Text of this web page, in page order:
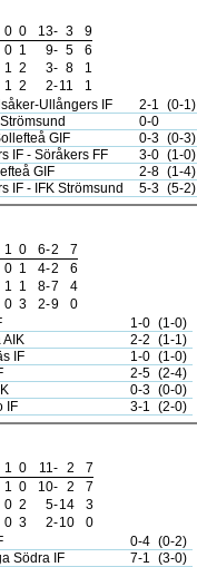
0 0 13- 3
9
0 1 9- 5
6
1 2 3- 8
1
1 2 2-11
1
Ullångers IF 2-1 (0-1)
0-0
GIF 0-3 (0-3)
IF - Söråkers FF 3-0 (1-0)
GIF 2-8 (1-4)
IF - IFK Strömsund 5-3 (5-2)
1 0 6-2
7
0 1 4-2
6
1 1 8-7
4
0 3 2-9
0
1-0 (1-0)
AIK 2-2 (1-1)
IF 1-0 (1-0)
2-5 (2-4)
0-3 (0-0)
IF 3-1 (2-0)
1 0 11- 2
7
1 0 10- 2
7
0 2 5-14
3
0 3 2-10
0
0-4 (0-2)
Södra IF 7-1 (3-0)